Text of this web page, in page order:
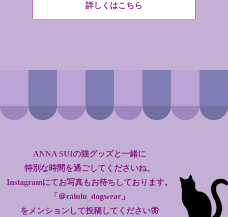
詳しくはこちら
ANNA SUIの猫グッズと一緒に
特別な時間を過ごしてくださいね。
Instagramにてお写真もお待ちしております。
「＠calulu_dogwear」
をメンションして投稿してください🦋